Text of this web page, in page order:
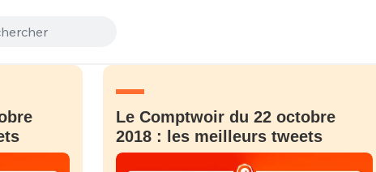
Le Comptwoir du 22 octobre
2018 : les meilleurs tweets